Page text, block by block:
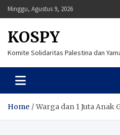
Skip
to
Minggu, Agustus 9, 2026
KOSPY
Komite Solidaritas Palestina dan
Home Warga dan 1 Juta Anak